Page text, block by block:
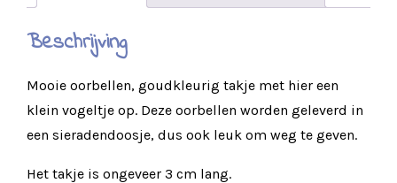
Beschrijving
Mooie oorbellen, goudkleurig takje met hier een
klein vogeltje op. Deze oorbellen worden geleverd in
een sieradendoosje, dus ook leuk om weg te geven.
Het takje is ongeveer 3 cm lang.